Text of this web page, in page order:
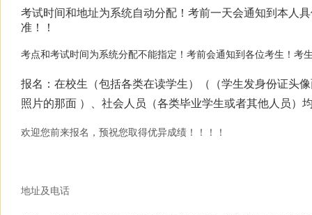
考试时间和地址为系统自动分配！考前一天会通知到本人
准！
！
考点和考试时间为系统分配不能指定！考前会通知到各位考生！考
报名：在校生（包括各类在读学生）（（学生发身份证头
照片的那面 ）、社会人员（各类毕业学生或者其他人员）
欢迎您前来报名，预祝您取得优异成绩！！！！
地址及电话